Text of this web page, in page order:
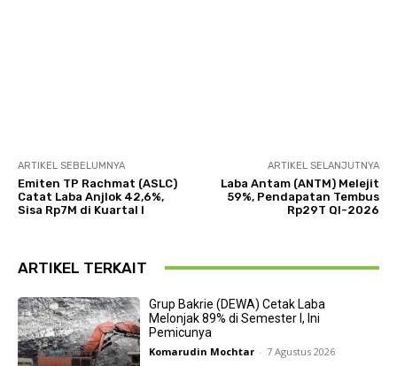
ARTIKEL SEBELUMNYA
Emiten TP Rachmat (ASLC)
Catat Laba Anjlok 42,6%,
Sisa Rp7M di Kuartal I
ARTIKEL SELANJUTNYA
Laba Antam (ANTM) Melejit
59%, Pendapatan Tembus
Rp29T QI-2026
ARTIKEL TERKAIT
Grup Bakrie (DEWA) Cetak Laba
Melonjak 89% di Semester I, Ini
Pemicunya
Komarudin Mochtar - 7 Agustus 2026